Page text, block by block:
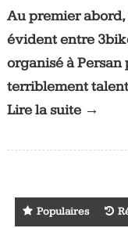
Au premier
évident entre
organisé à
terriblement
Lire la suite →
Populaires